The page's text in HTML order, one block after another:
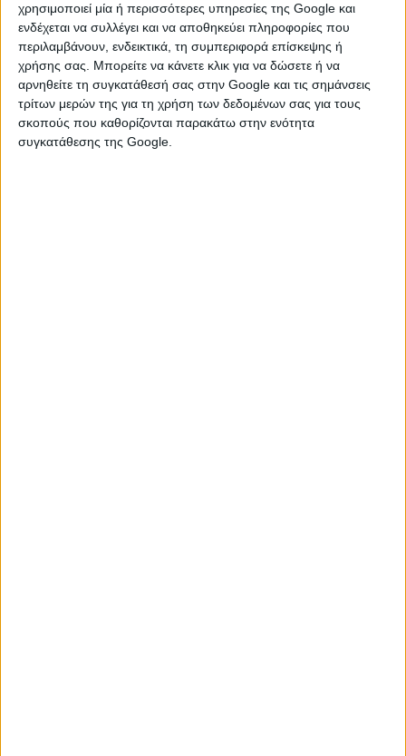
χρησιμοποιεί μία ή περισσότερες υπηρεσίες της Google και
ενδέχεται να συλλέγει και να αποθηκεύει πληροφορίες που
περιλαμβάνουν, ενδεικτικά, τη συμπεριφορά επίσκεψης ή
χρήσης σας. Μπορείτε να κάνετε κλικ για να δώσετε ή να
αρνηθείτε τη συγκατάθεσή σας στην Google και τις σημάνσεις
τρίτων μερών της για τη χρήση των δεδομένων σας για τους
σκοπούς που καθορίζονται παρακάτω στην ενότητα
συγκατάθεσης της Google.
ΚΑΤΗΓΟΡΙΕΣ
ΦΑΓΗΤΑ & ΠΟΤΑ